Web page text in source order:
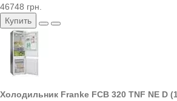
46748 грн.
Купить
Холодильник Franke FCB 320 TNF NE D